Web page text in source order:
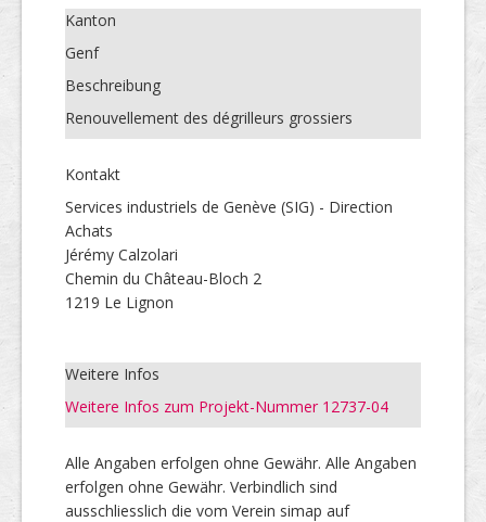
Kanton
Genf
Beschreibung
Renouvellement des dégrilleurs grossiers
Kontakt
Services industriels de Genève (SIG) - Direction
Achats
Jérémy Calzolari
Chemin du Château-Bloch 2
1219 Le Lignon
Weitere Infos
Weitere Infos zum Projekt-Nummer 12737-04
Alle Angaben erfolgen ohne Gewähr. Alle Angaben
erfolgen ohne Gewähr. Verbindlich sind
ausschliesslich die vom Verein simap auf